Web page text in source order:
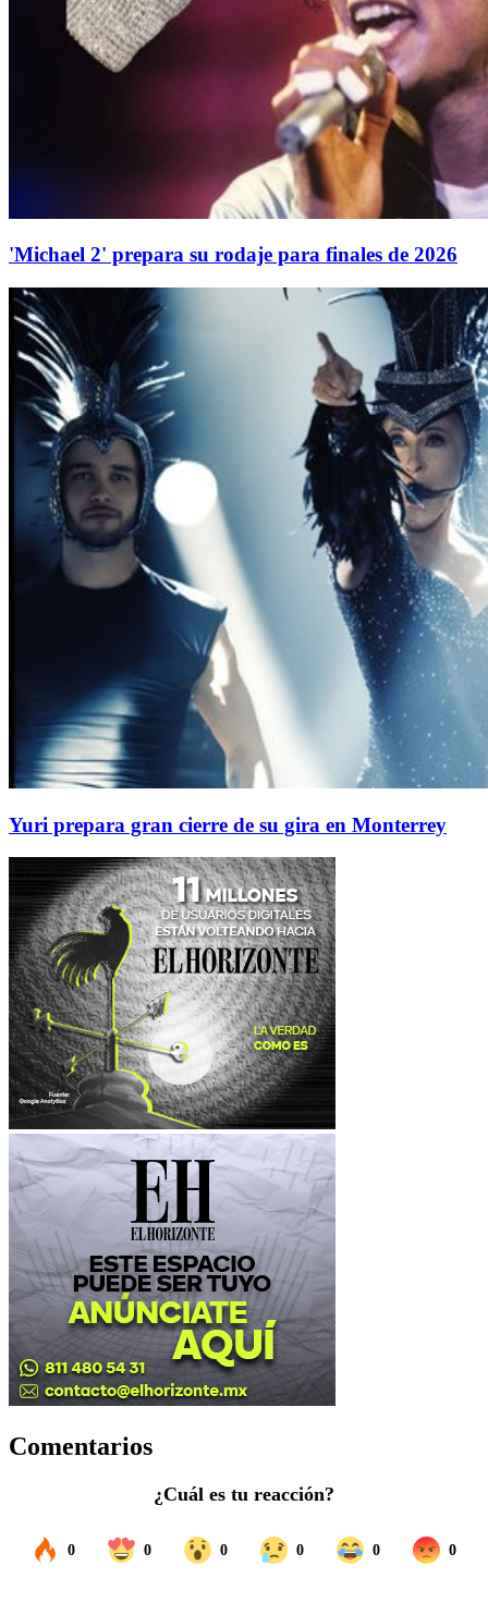
'Michael 2' prepara su rodaje para finales de 2026
Yuri prepara gran cierre de su gira en Monterrey
Comentarios